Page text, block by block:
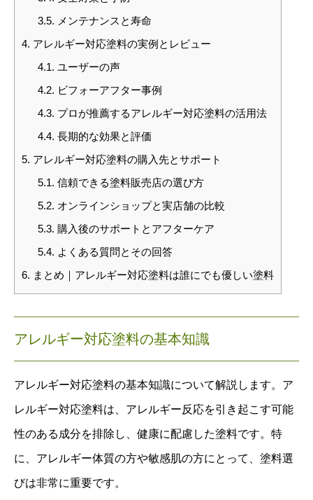
3.5. メンテナンスと寿命
4. アレルギー対応塗料の実例とレビュー
4.1. ユーザーの声
4.2. ビフォーアフター事例
4.3. プロが推薦するアレルギー対応塗料の活用法
4.4. 長期的な効果と評価
5. アレルギー対応塗料の購入先とサポート
5.1. 信頼できる塗料販売店の選び方
5.2. オンラインショップと実店舗の比較
5.3. 購入後のサポートとアフターケア
5.4. よくある質問とその回答
6. まとめ｜アレルギー対応塗料は誰にでも優しい塗料
アレルギー対応塗料の基本知識
アレルギー対応塗料の基本知識について解説します。ア
レルギー対応塗料は、アレルギー反応を引き起こす可能
性のある成分を排除し、健康に配慮した塗料です。特
に、アレルギー体質の方や敏感肌の方にとって、塗料選
びは非常に重要です。